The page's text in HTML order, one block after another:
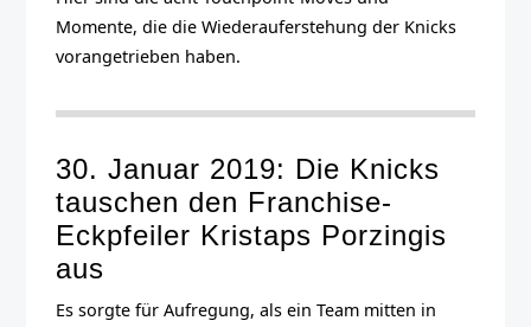
Momente, die die Wiederauferstehung der Knicks
vorangetrieben haben.
30. Januar 2019: Die Knicks
tauschen den Franchise-
Eckpfeiler Kristaps Porzingis
aus
Es sorgte für Aufregung, als ein Team mitten in